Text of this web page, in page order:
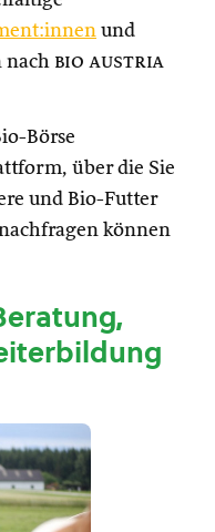
und
nach bio austria
Börse
über die Sie
und Bio-Futter
können